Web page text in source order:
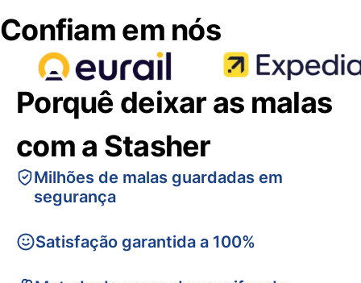
Confiam em nós
Porquê deixar as malas
com a Stasher
Milhões de malas guardadas em
segurança
Satisfação garantida a 100%